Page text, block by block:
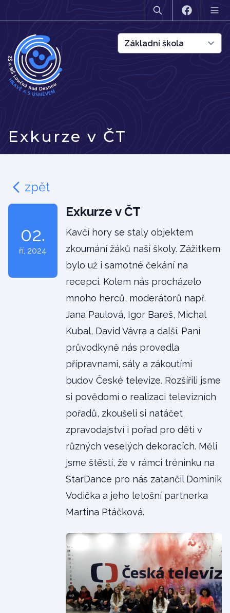
Exkurze v ČT
zpět
02.
ří, 2024
Exkurze v ČT
Kavčí hory se staly objektem
zkoumání žáků naší školy. Zážitkem
bylo už i samotné čekání na
recepci. Kolem nás procházelo
mnoho herců, moderátorů např.
Jana Paulová, Igor Bareš, Michal
Kubal, David Vávra a další. Paní
průvodkyně nás provedla
přípravnami, sály a zákoutími
budov České televize. Rozšířili jsme
si povědomí o realizaci televizních
pořadů, zkoušeli si natáčet
zpravodajství i pořad pro děti v
různých veselých dekoracích. Měli
jsme štěstí, že v rámci tréninku na
StarDance pro nás zatančil Dominik
Vodička a jeho letošní partnerka
Martina Ptáčková.